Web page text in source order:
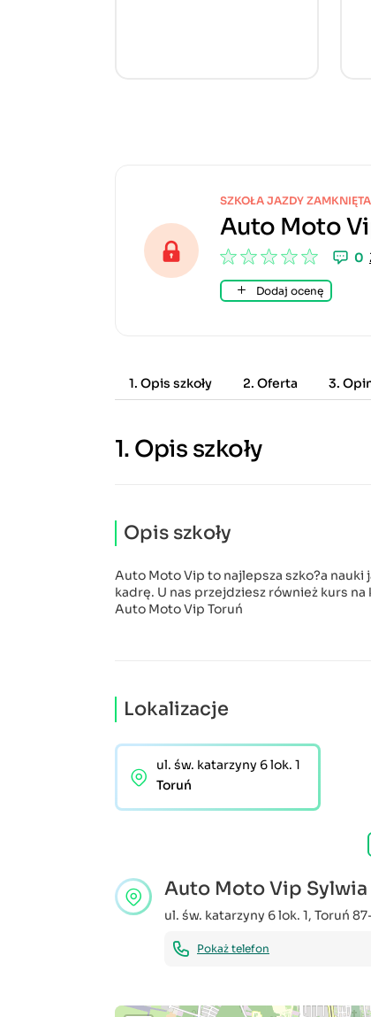
SZKOŁA JAZDY ZAMKNIĘTA
Auto Moto
0
Dodaj ocenę
1. Opis szkoły 2. Oferta 3.
1. Opis szkoły
Opis szkoły
Auto Moto Vip to najlepsza szko?a nauki
kadrę. U nas przejdziesz również kurs na
Auto Moto Vip Toruń
Lokalizacje
ul. św. katarzyny 6 lok. 1
Toruń
Auto Moto Vip
ul. św. katarzyny 6 lok. 1, Toruń
Pokaż telefon